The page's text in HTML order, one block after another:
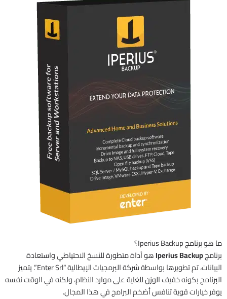
ما هو برنامج Iperius Backup؟
برنامجIperius Backupهو أداة متطورة للنسخ الاحتياطي واستعادة
البيانات، تم تطويرها بواسطة شركة البرمجيات الإيطالية “Enter Srl”. يتميز
البرنامج بكونه خفيف الوزن للغاية على موارد النظام، ولكنه في الوقت نفسه
يوفر خيارات قوية تنافس أضخم البرامج في هذا المجال.